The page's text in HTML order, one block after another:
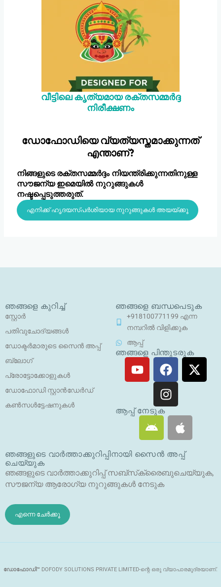
വീട്ടിലെ കൃത്യമായ രക്തസമ്മർദ്ദ
നിരീക്ഷണം
ഡോഫോഡിയെ വ്യത്യസ്തമാക്കുന്നത്
എന്താണ്?
നിങ്ങളുടെ രക്തസമ്മർദ്ദം നിയന്ത്രിക്കുന്നതിനുള്ള
സൗജന്യ ഇമെയിൽ നുറുങ്ങുകൾ
നഷ്ടപ്പെടുത്തരുത്.
എനിക്ക് ഹൃദയസ്പർശിയായ നുറുങ്ങുകൾ അയയ്ക്കൂ
ഞങ്ങളെ കുറിച്ച്
സ്റ്റോർ
പതിവുചോദ്യങ്ങൾ
ഡോക്ടർമാരുടെ സൈൻ അപ്പ്
ബ്ലോഗ്
പ്രോട്ടോക്കോളുകൾ
ഡോഫോഡി സ്റ്റാൻഡേർഡ്
കൺസൾട്ടേഷനുകൾ
ഞങ്ങളെ ബന്ധപെടുക
+918100771199 എന്ന
നമ്പറിൽ വിളിക്കുക
ആപ്പ്
ഞങ്ങളെ പിന്തുടരുക
യൂ
ട്യൂ
ഫേ
സ്ബു
ക്ക്
എ
ക്സ്
ഇ
ൻ
സ്റ്റാ
ഗ്രാം
ആപ്പ് നേടുക
ആ
ൻ
യി
ഡ്
ആ
പ്പി
ഞങ്ങളുടെ വാർത്താക്കുറിപ്പിനായി സൈൻ അപ്പ്
ചെയ്യുക
ഞങ്ങളുടെ വാർത്താക്കുറിപ്പ് സബ്‌സ്‌ക്രൈബുചെയ്യുക,
സൗജന്യ ആരോഗ്യ നുറുങ്ങുകൾ നേടുക
എന്നെ ചേർക്കൂ
ഡോഫോഡി™ DOFODY SOLUTIONS PRIVATE LIMITED-ന്റെ ഒരു വ്യാപാരമുദ്രയാണ്.